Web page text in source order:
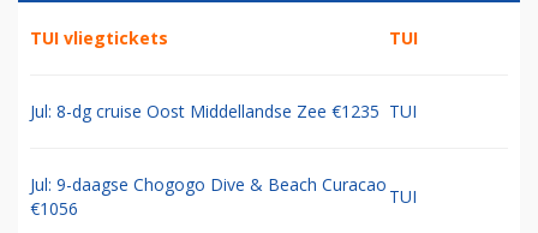
TUI vliegtickets TUI
Jul: 8-dg cruise Oost Middellandse Zee €1235 TUI
Jul: 9-daagse Chogogo Dive & Beach Curacao
€1056
TUI